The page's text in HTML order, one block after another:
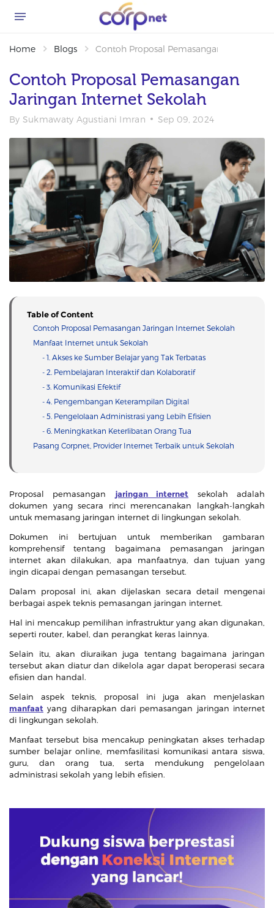
Home Blogs Contoh Proposal Pemasangan Jaringan
Contoh Proposal Pemasangan
Jaringan Internet Sekolah
By Sukmawaty Agustiani Imran Sep 09, 2024
Table of Content
Contoh Proposal Pemasangan Jaringan Internet Sekolah
Manfaat Internet untuk Sekolah
- 1. Akses ke Sumber Belajar yang Tak Terbatas
- 2. Pembelajaran Interaktif dan Kolaboratif
- 3. Komunikasi Efektif
- 4. Pengembangan Keterampilan Digital
- 5. Pengelolaan Administrasi yang Lebih Efisien
- 6. Meningkatkan Keterlibatan Orang Tua
Pasang Corpnet, Provider Internet Terbaik untuk Sekolah
Proposal pemasangan jaringan internet sekolah adalah
dokumen yang secara rinci merencanakan langkah-langkah
untuk memasang jaringan internet di lingkungan sekolah.
Dokumen ini bertujuan untuk memberikan gambaran
komprehensif tentang bagaimana pemasangan jaringan
internet akan dilakukan, apa manfaatnya, dan tujuan yang
ingin dicapai dengan pemasangan tersebut.
Dalam proposal ini, akan dijelaskan secara detail mengenai
berbagai aspek teknis pemasangan jaringan internet.
Hal ini mencakup pemilihan infrastruktur yang akan digunakan,
seperti router, kabel, dan perangkat keras lainnya.
Selain itu, akan diuraikan juga tentang bagaimana jaringan
tersebut akan diatur dan dikelola agar dapat beroperasi secara
efisien dan handal.
Selain aspek teknis, proposal ini juga akan menjelaskan
manfaat yang diharapkan dari pemasangan jaringan internet
di lingkungan sekolah.
Manfaat tersebut bisa mencakup peningkatan akses terhadap
sumber belajar online, memfasilitasi komunikasi antara siswa,
guru, dan orang tua, serta mendukung pengelolaan
administrasi sekolah yang lebih efisien.